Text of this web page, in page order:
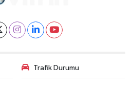
Trafik Durumu